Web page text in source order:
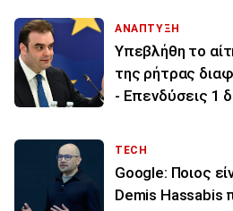
ΑΝΑΠΤΥΞΗ
Υπεβλήθη το
της ρήτρας
- Επενδύσεις 1
TECH
Google: Ποιος
Demis Hassabis